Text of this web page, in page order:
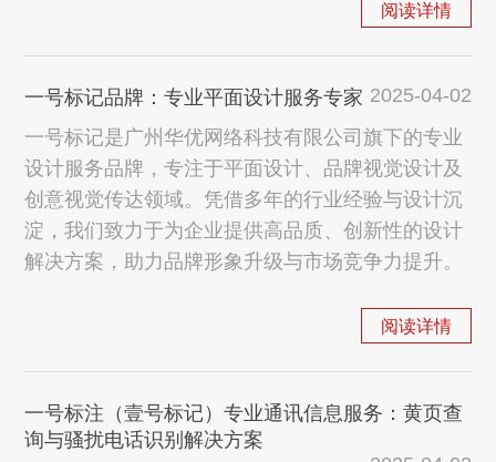
阅读详情
一号标记品牌：专业平面设计服务专家 2025-04-02
一号标记是广州华优网络科技有限公司旗下的专业
设计服务品牌，专注于平面设计、品牌视觉设计及
创意视觉传达领域。凭借多年的行业经验与设计沉
淀，我们致力于为企业提供高品质、创新性的设计
解决方案，助力品牌形象升级与市场竞争力提升。
阅读详情
一号标注（壹号标记）专业通讯信息服务：黄页查
询与骚扰电话识别解决方案